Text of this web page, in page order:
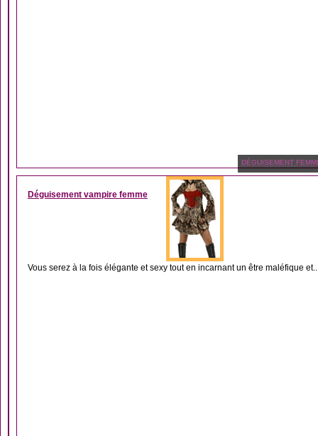
DÉGUISEMENT
Déguisement vampire femme
Vous serez à la fois élégante et sexy tout en incarnant un être maléfique